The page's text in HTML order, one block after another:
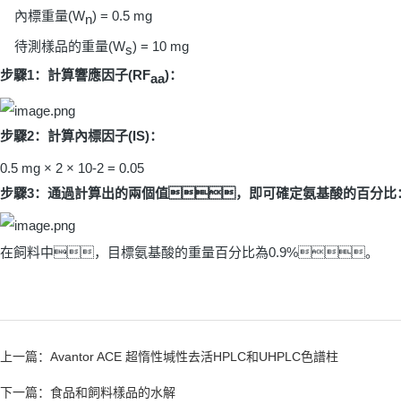
內標重量(Wn) = 0.5 mg
待測樣品的重量(Ws) = 10 mg
步驟1：計算響應因子(RFaa)：
步驟2：計算內標因子(IS)：
0.5 mg × 2 × 10-2 = 0.05
步驟3：通過計算出的兩個值，即可確定氨基酸的百分比
在飼料中，目標氨基酸的重量百分比為0.9%。
上一篇： Avantor ACE 超惰性堿性去活HPLC和UHPLC色譜柱
下一篇： 食品和飼料樣品的水解